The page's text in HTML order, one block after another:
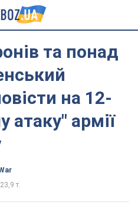
та понад
на 12-
атаку" армії
23,9 т.